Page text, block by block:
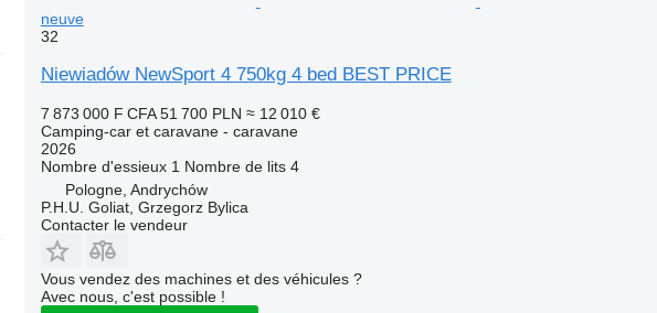
neuve
32
Niewiadów NewSport 4 750kg 4 bed BEST PRICE
7 873 000 F CFA 51 700 PLN ≈ 12 010 €
Camping-car et caravane - caravane
2026
Nombre d'essieux 1 Nombre de lits 4
Pologne, Andrychów
P.H.U. Goliat, Grzegorz Bylica
Contacter le vendeur
Vous vendez des machines et des véhicules ?
Avec nous, c'est possible !